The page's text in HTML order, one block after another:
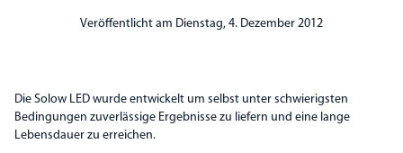
Veröffentlicht am Dienstag, 4. Dezember 2012
Die Solow LED wurde entwickelt um selbst unter schwierigsten
Bedingungen zuverlässige Ergebnisse zu liefern und eine lange
Lebensdauer zu erreichen.